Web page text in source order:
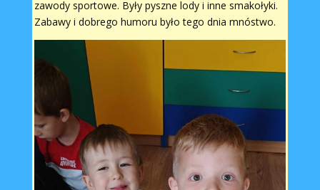
zawody sportowe. Były pyszne lody i inne smakołyki.
Zabawy i dobrego humoru było tego dnia mnóstwo.